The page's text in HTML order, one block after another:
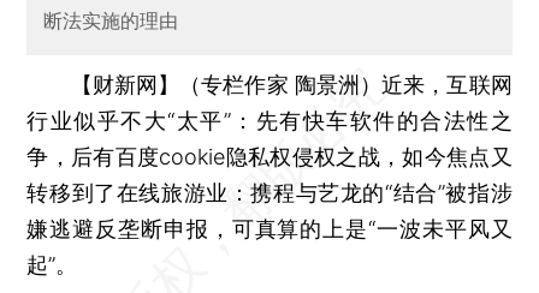
断法实施的理由
【财新网】（专栏作家 陶景洲）近来，互联网
行业似乎不大“太平”：先有快车软件的合法性之
争，后有百度cookie隐私权侵权之战，如今焦点又
转移到了在线旅游业：携程与艺龙的“结合”被指涉
嫌逃避反垄断申报，可真算的上是“一波未平风又
起”。